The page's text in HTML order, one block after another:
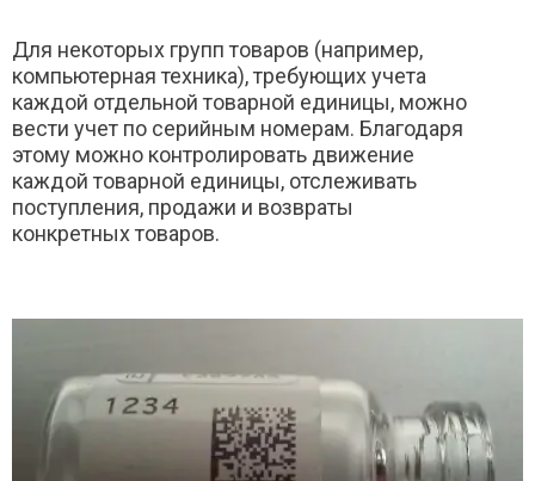
Для некоторых групп товаров (например,
компьютерная техника), требующих учета
каждой отдельной товарной единицы, можно
вести учет по серийным номерам. Благодаря
этому можно контролировать движение
каждой товарной единицы, отслеживать
поступления, продажи и возвраты
конкретных товаров.